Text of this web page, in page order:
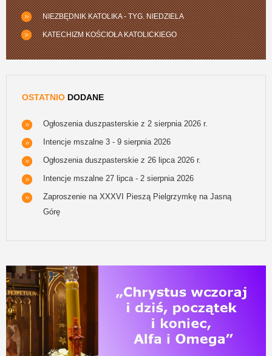
NIEZBĘDNIK KATOLIKA - TYG. NIEDZIELA
KATECHIZM KOŚCIOŁA KATOLICKIEGO
OSTATNIO DODANE
Ogłoszenia duszpasterskie z 2 sierpnia 2026 r.
Intencje mszalne 3 - 9 sierpnia 2026
Ogłoszenia duszpasterskie z 26 lipca 2026 r.
Intencje mszalne 27 lipca - 2 sierpnia 2026
Zaproszenie na XXXVI Pieszą Pielgrzymkę na Jasną
Górę